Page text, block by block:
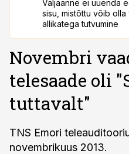
Väljaanne ei uuenda
sisu, mistõttu võib
allikatega tutvumine
Novembri
telesaade oli
tuttavalt"
TNS Emori
novembrikuus 2013.